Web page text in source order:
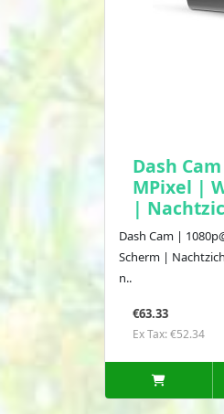
Dash
MPixel |
|
Dash Cam |
Scherm |
n..
€63.33
Ex Tax: €52.34